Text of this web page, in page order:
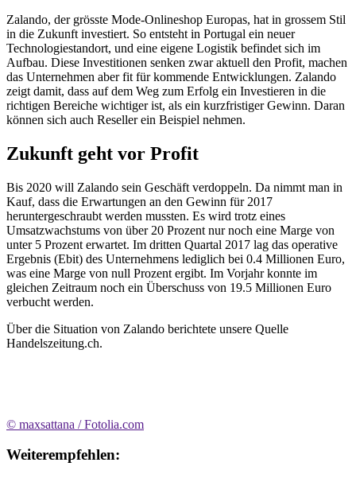
Zalando, der grösste Mode-Onlineshop Europas, hat in grossem Stil
in die Zukunft investiert. So entsteht in Portugal ein neuer
Technologiestandort, und eine eigene Logistik befindet sich im
Aufbau. Diese Investitionen senken zwar aktuell den Profit, machen
das Unternehmen aber fit für kommende Entwicklungen. Zalando
zeigt damit, dass auf dem Weg zum Erfolg ein Investieren in die
richtigen Bereiche wichtiger ist, als ein kurzfristiger Gewinn. Daran
können sich auch Reseller ein Beispiel nehmen.
Zukunft geht vor Profit
Bis 2020 will Zalando sein Geschäft verdoppeln. Da nimmt man in
Kauf, dass die Erwartungen an den Gewinn für 2017
heruntergeschraubt werden mussten. Es wird trotz eines
Umsatzwachstums von über 20 Prozent nur noch eine Marge von
unter 5 Prozent erwartet. Im dritten Quartal 2017 lag das operative
Ergebnis (Ebit) des Unternehmens lediglich bei 0.4 Millionen Euro,
was eine Marge von null Prozent ergibt. Im Vorjahr konnte im
gleichen Zeitraum noch ein Überschuss von 19.5 Millionen Euro
verbucht werden.
Über die Situation von Zalando berichtete unsere Quelle
Handelszeitung.ch.
© maxsattana / Fotolia.com
Weiterempfehlen: